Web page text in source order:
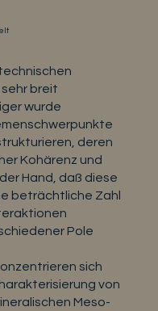
breit
wurde
deren
Kohärenz und
Hand, daß diese
beträchtliche Zahl
Pole
sich
von
Meso-